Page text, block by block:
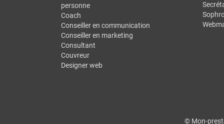
personne
Coach
Conseiller en communication
Conseiller en marketing
Consultant
Couvreur
Designer web
© Mon-